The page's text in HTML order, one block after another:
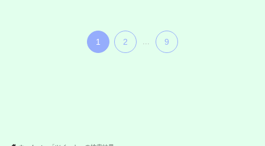
1 2 ... 9